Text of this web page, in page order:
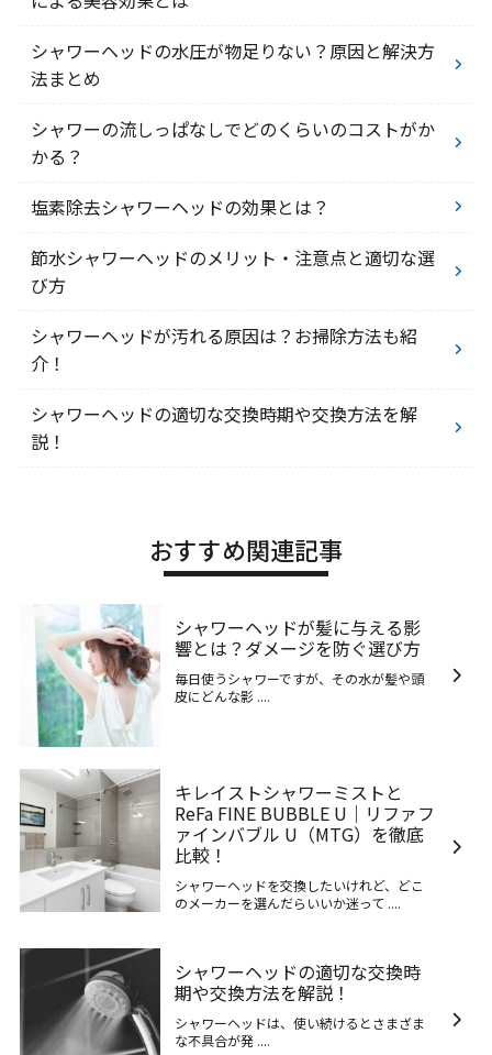
シャワーヘッドの水圧が物足りない？原因と解決方
法まとめ
シャワーの流しっぱなしでどのくらいのコストがか
かる？
塩素除去シャワーヘッドの効果とは？
節水シャワーヘッドのメリット・注意点と適切な選
び方
シャワーヘッドが汚れる原因は？お掃除方法も紹
介！
シャワーヘッドの適切な交換時期や交換方法を解
説！
おすすめ関連記事
シャワーヘッドが髪に与える影
響とは？ダメージを防ぐ選び方
毎日使うシャワーですが、その水が髪や頭
皮にどんな影 ....
キレイストシャワーミストと
ReFa FINE BUBBLE U｜リファフ
ァインバブル U（MTG）を徹底
比較！
シャワーヘッドを交換したいけれど、どこ
のメーカーを選んだらいいか迷って ....
シャワーヘッドの適切な交換時
期や交換方法を解説！
シャワーヘッドは、使い続けるとさまざま
な不具合が発 ....